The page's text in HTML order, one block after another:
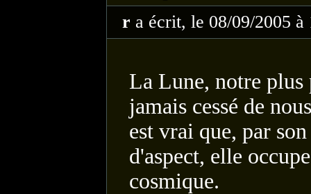
r a écrit, le 08/09/2005 à
La Lune, notre plus
jamais cessé de
est vrai que, par
d'aspect, elle
cosmique.